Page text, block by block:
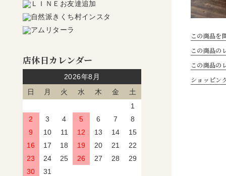
この商品を
この商品の
この商品の
ショッピン
店休日カレンダー
2026年8月
日
月 火 水 木 金
土
1
2
3 4 5 6 7
8
9
10 11 12 13 14
15
16
17 18 19 20 21
22
23
24 25 26 27 28
29
30
31